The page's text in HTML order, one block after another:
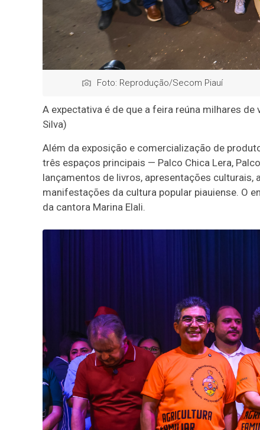
Foto: Reprodução/Secom Piauí
A expectativa é de que a feira reúna milhares
Silva)
Além da exposição e comercialização de
três espaços principais — Palco Chica Lera,
lançamentos de livros, apresentações
manifestações da cultura popular piauiense. O
da cantora Marina Elali.